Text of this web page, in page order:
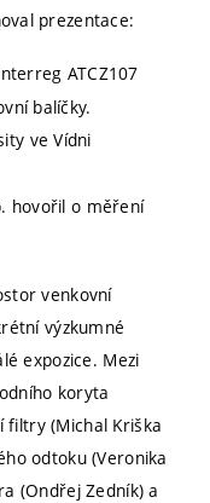
prezentace:
ATCZ107
balíčky.
ve Vídni
hovořil o měření
venkovní
výzkumné
expozice. Mezi
koryta
filtry (Michal Kriška
odtoku (Veronika
(Ondřej Zedník) a